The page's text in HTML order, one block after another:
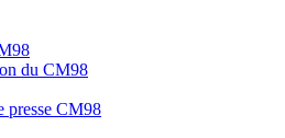
du CM98
presse CM98